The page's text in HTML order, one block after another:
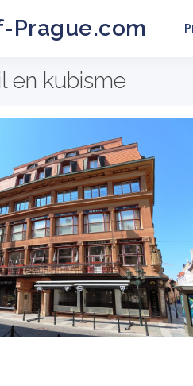
Prague.com
en kubisme